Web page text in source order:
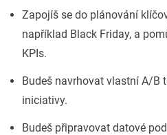
Zapojíš se do plánování
například Black Friday, a
KPIs.
Budeš navrhovat vlastní A/B
iniciativy.
Budeš připravovat datové